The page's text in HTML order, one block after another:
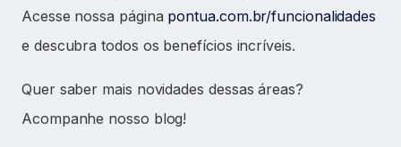
Acesse nossa página pontua.com.br/funcionalidades
e descubra todos os benefícios incríveis.
Quer saber mais novidades dessas áreas?
Acompanhe nosso blog!